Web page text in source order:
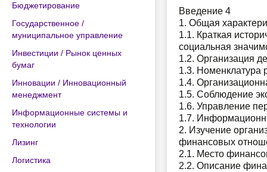
Бюджетирование
Государственное /
муниципальное управление
Инвестиции / Рынок ценных
бумаг
Инновации / Инновационный
менеджмент
Информационные системы и
технологии
Лизинг
Логистика
Введение 4
1. Общая
1.1. Краткая
социальная
1.2. Организация
1.3. Номенклатура
1.4.
1.5. Соблюдение
1.6. Управление
1.7.
2. Изучение
финансовых
2.1. Место
2.2. Описание